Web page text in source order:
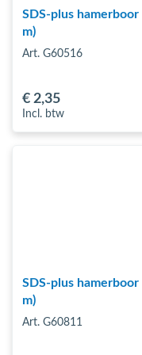
SDS-plus
m)
Art. G60516
€ 2,35
Incl. btw
SDS-plus
m)
Art. G60811